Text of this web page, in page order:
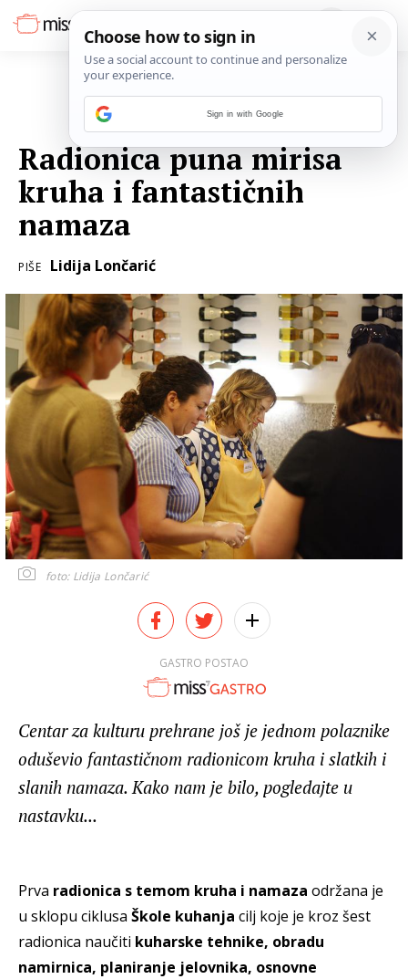
Radionica puna mirisa
kruha i fantastičnih
namaza
PIŠE Lidija Lončarić
foto: Lidija Lončarić
GASTRO POSTAO
Centar za kulturu prehrane još je jednom polaznike
oduševio fantastičnom radionicom kruha i slatkih i
slanih namaza. Kako nam je bilo, pogledajte u
nastavku...
Prva radionica s temom kruha i namaza održana je
u sklopu ciklusa Škole kuhanja cilj koje je kroz šest
radionica naučiti kuharske tehnike, obradu
namirnica, planiranje jelovnika, osnovne
Sign in with Google